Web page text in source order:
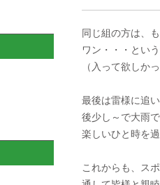
同じ組の方は、
ワン・・・とい
（入って欲しか
最後は雷様に追
後少し～で大雨
楽しいひと時を過
これからも、ス